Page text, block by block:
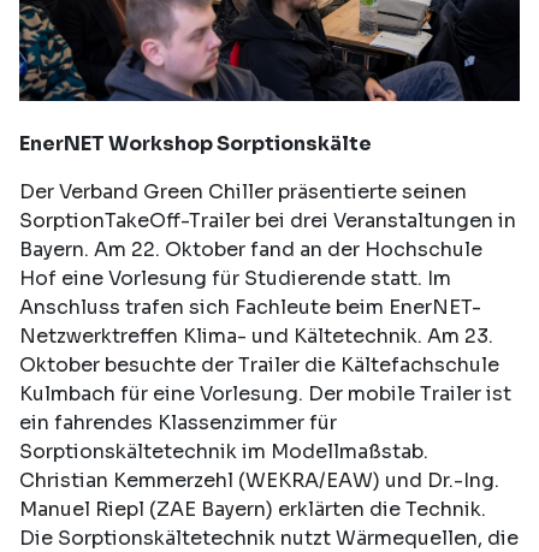
EnerNET Workshop Sorptionskälte
Der Verband Green Chiller präsentierte seinen
SorptionTakeOff-Trailer bei drei Veranstaltungen in
Bayern. Am 22. Oktober fand an der Hochschule
Hof eine Vorlesung für Studierende statt. Im
Anschluss trafen sich Fachleute beim EnerNET-
Netzwerktreffen Klima- und Kältetechnik. Am 23.
Oktober besuchte der Trailer die Kältefachschule
Kulmbach für eine Vorlesung. Der mobile Trailer ist
ein fahrendes Klassenzimmer für
Sorptionskältetechnik im Modellmaßstab.
Christian Kemmerzehl (WEKRA/EAW) und Dr.-Ing.
Manuel Riepl (ZAE Bayern) erklärten die Technik.
Die Sorptionskältetechnik nutzt Wärmequellen, die